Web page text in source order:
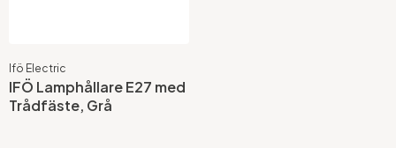
Ifö Electric
IFÖ Lamphållare E27 med
Trådfäste, Grå